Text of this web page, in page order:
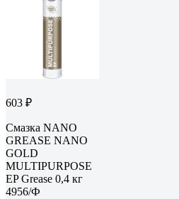
603 ₽
Смазка NANO
GREASE NANO
GOLD
MULTIPURPOSE
EP Grease 0,4 кг
4956/Ф